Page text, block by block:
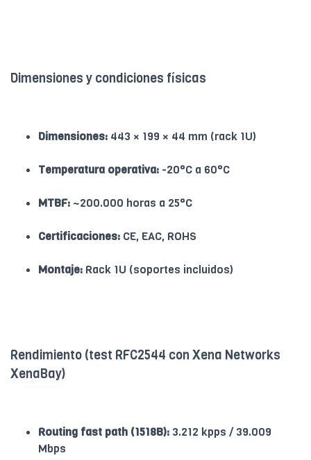
Dimensiones y condiciones físicas
Dimensiones: 443 × 199 × 44 mm (rack 1U)
Temperatura operativa: -20°C a 60°C
MTBF:~200.000 horas a 25°C
Certificaciones: CE, EAC, ROHS
Montaje: Rack 1U (soportes incluidos)
Rendimiento (test RFC2544 con Xena Networks
XenaBay)
Routing fast path (1518B): 3.212 kpps / 39.009
Mbps